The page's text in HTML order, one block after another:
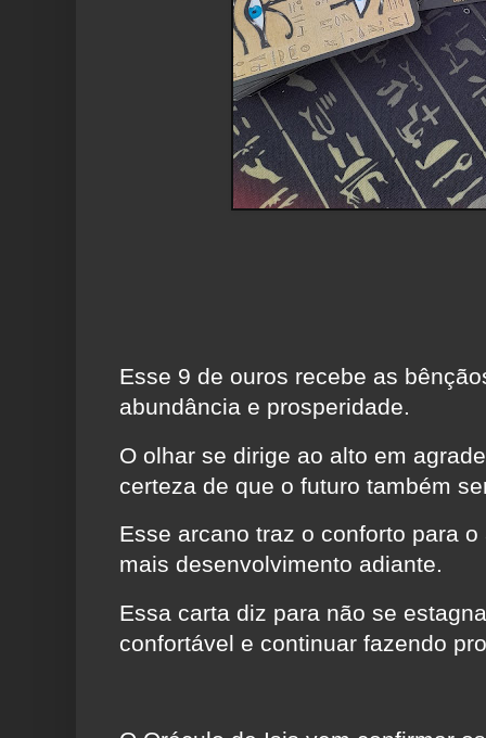
Esse 9 de ouros recebe as
abundância e prosperidade.
O olhar se dirige ao alto em
certeza de que o futuro também
Esse arcano traz o conforto para
mais desenvolvimento adiante.
Essa carta diz para não se
confortável e continuar fazendo